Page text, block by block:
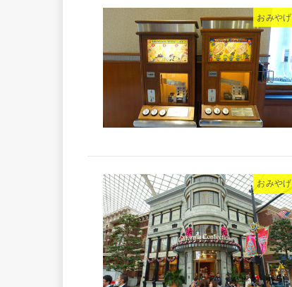
おみやげ
おみやげ